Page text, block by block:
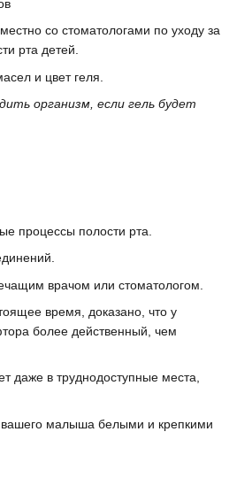
со стоматологами по уходу за
рта детей.
и цвет геля.
организм, если гель будет
процессы полости рта.
врачом или стоматологом.
время, доказано, что у
более действенный, чем
даже в труднодоступные места,
вашего малыша белыми и крепкими